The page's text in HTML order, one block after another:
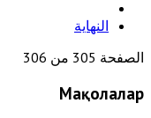
النهاية
الصفحة 305 من 306
Мақолалар